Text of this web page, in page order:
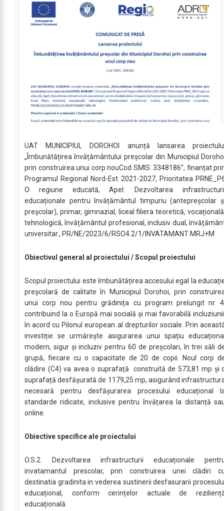
UAT MUNICIPIUL DOROHOI anunță lansarea
„Îmbunătățirea învățământului preșcolar din Municipiul
prin construirea unui corp nouCod SMIS: 3348186”, finanțat
Programul Regional Nord-Est 2021-2027, Prioritatea
O regiune educată, Apel: Dezvoltarea
educaționale pentru învățământul timpuriu (antepreșcolar
preșcolar), primar, gimnazial, liceal filiera teoretică,
tehnologică, învățământul profesional, inclusiv dual,
universitar., PR/NE/2023/6/RSO4.2/1/INVATAMANT MRJ+M
Obiectivul general al proiectului / Scopul proiectului
Scopul proiectului este îmbunătățirea accesului egal la
preșcolară de calitate în Municipiul Dorohoi, prin
unui corp nou pentru grădinița cu program prelungit nr.
contribuind la o Europă mai socială și mai favorabilă
în acord cu Pilonul european al drepturilor sociale. Prin
investiție se urmărește asigurarea unui spațiu
modern, sigur și incluziv pentru 60 de preșcolari, în trei săli
grupă, fiecare cu o capacitate de 20 de copii. Noul corp
clădire (C4) va avea o suprafață construită de 573,81 mp și
suprafață desfășurată de 1179,25 mp, asigurând
necesară pentru desfășurarea procesului educațional
standarde ridicate, inclusive pentru învățarea la distanță
online.
Obiective specifice ale proiectului
O.S.2. Dezvoltarea infrastructurii educaționale
invatamantul prescolar, prin construirea unei clădiri
destinatia gradinita in vederea sustinerii desfasurarii
educațional, conform cerințelor actuale de
educațională.